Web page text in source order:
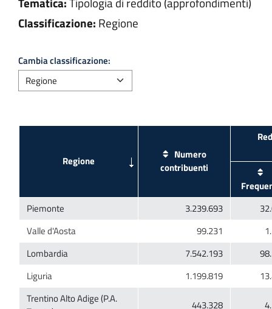
Classificazione: Regione
Cambia classificazione:
Numero
Trentino Alto Adige (P.A.